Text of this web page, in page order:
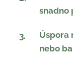
snadno
Úspora
nebo